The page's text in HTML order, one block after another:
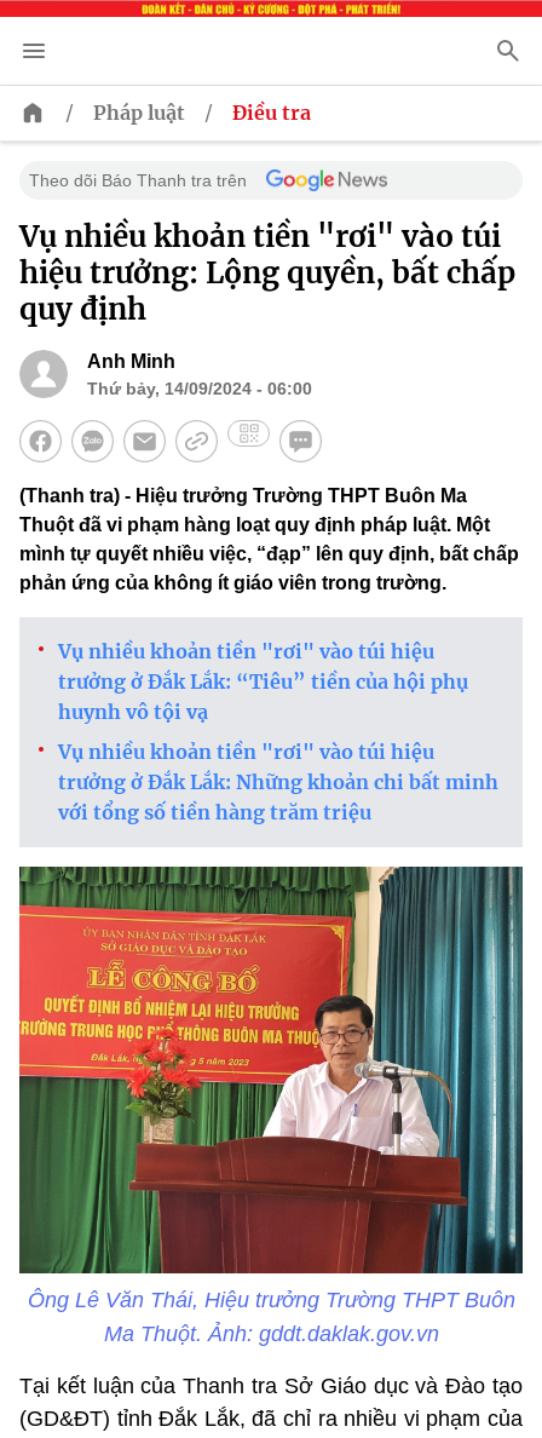
/ Pháp luật / Điều tra
Theo dõi Báo Thanh tra trên
Vụ nhiều khoản tiền "rơi" vào túi
hiệu trưởng: Lộng quyền, bất chấp
quy định
Anh Minh
Thứ bảy, 14/09/2024 - 06:00
(Thanh tra) - Hiệu trưởng Trường THPT Buôn Ma
Thuột đã vi phạm hàng loạt quy định pháp luật. Một
mình tự quyết nhiều việc, “đạp” lên quy định, bất chấp
phản ứng của không ít giáo viên trong trường.
Vụ nhiều khoản tiền "rơi" vào túi hiệu
trưởng ở Đắk Lắk: “Tiêu” tiền của hội phụ
huynh vô tội vạ
Vụ nhiều khoản tiền "rơi" vào túi hiệu
trưởng ở Đắk Lắk: Những khoản chi bất minh
với tổng số tiền hàng trăm triệu
Ông Lê Văn Thái, Hiệu trưởng Trường THPT Buôn
Ma Thuột. Ảnh: gddt.daklak.gov.vn
Tại kết luận của Thanh tra Sở Giáo dục và Đào tạo
(GD&ĐT) tỉnh Đắk Lắk, đã chỉ ra nhiều vi phạm của